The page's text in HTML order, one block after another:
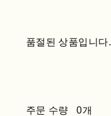
품절된 상품입니다.
주문 수량
0개